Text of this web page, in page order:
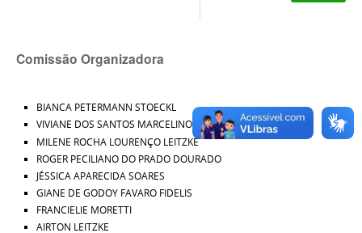
Comissão Organizadora
BIANCA PETERMANN STOECKL
VIVIANE DOS SANTOS MARCELINO
MILENE ROCHA LOURENÇO LEITZKE
ROGER PECILIANO DO PRADO DOURADO
JÉSSICA APARECIDA SOARES
GIANE DE GODOY FAVARO FIDELIS
FRANCIELIE MORETTI
AIRTON LEITZKE